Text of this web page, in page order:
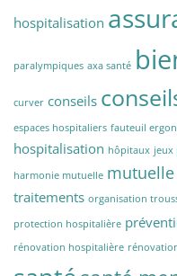
hospitalisation
paralympiques axa santé
curver conseils
espaces hospitaliers fauteuil
hospitalisation hôpitaux jeux
harmonie mutuelle
traitements organisation
protection hospitalière
rénovation hospitalière